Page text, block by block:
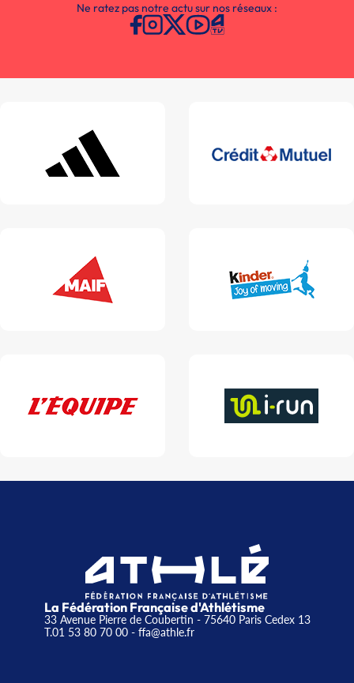
Ne ratez pas notre actu sur nos réseaux :
La Fédération Française d'Athlétisme
33 Avenue Pierre de Coubertin - 75640 Paris Cedex 13
T.01 53 80 70 00- ffa@athle.fr